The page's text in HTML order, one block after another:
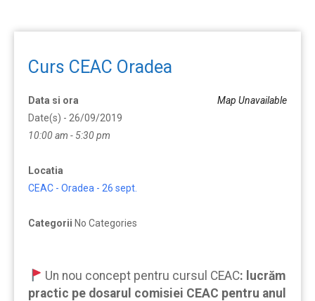
Curs CEAC Oradea
Map Unavailable
Data si ora
Date(s) - 26/09/2019
10:00 am - 5:30 pm
Locatia
CEAC - Oradea - 26 sept.
Categorii No Categories
Un nou concept pentru cursul CEAC: lucrăm
practic pe dosarul comisiei CEAC pentru anul